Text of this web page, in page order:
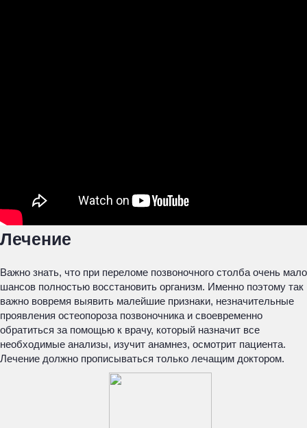
Лечение
Важно знать, что при переломе позвоночного столба очень мало
шансов полностью восстановить организм. Именно поэтому так
важно вовремя выявить малейшие признаки, незначительные
проявления остеопороза позвоночника и своевременно
обратиться за помощью к врачу, который назначит все
необходимые анализы, изучит анамнез, осмотрит пациента.
Лечение должно прописываться только лечащим доктором.